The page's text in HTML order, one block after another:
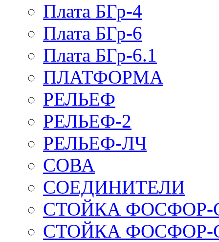
Плата БГр-4
Плата БГр-6
Плата БГр-6.1
ПЛАТФОРМА
РЕЛЬЕФ
РЕЛЬЕФ-2
РЕЛЬЕФ-ЛЧ
СОВА
СОЕДИНИТЕЛИ
СТОЙКА ФОСФОР-
СТОЙКА ФОСФОР-